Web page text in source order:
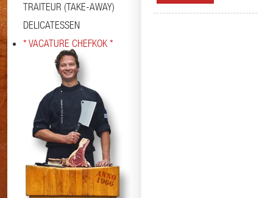
TRAITEUR (TAKE-AWAY)
DELICATESSEN
* VACATURE CHEFKOK *